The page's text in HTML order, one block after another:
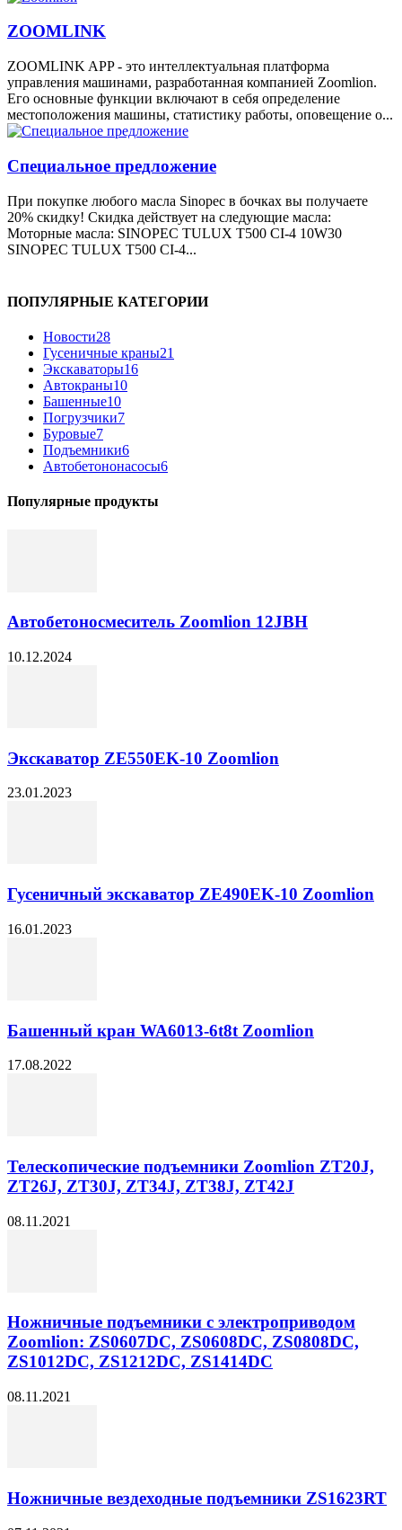
ZOOMLINK
ZOOMLINK APP - это интеллектуальная платформа
управления машинами, разработанная компанией Zoomlion.
Его основные функции включают в себя определение
местоположения машины, статистику работы, оповещение о...
Специальное предложение
При покупке любого масла Sinopec в бочках вы получаете
20% скидку! Скидка действует на следующие масла:
Моторные масла: SINOPEC TULUX T500 CI-4 10W30
SINOPEC TULUX T500 CI-4...
ПОПУЛЯРНЫЕ КАТЕГОРИИ
Новости28
Гусеничные краны21
Экскаваторы16
Автокраны10
Башенные10
Погрузчики7
Буровые7
Подъемники6
Автобетононасосы6
Популярные продукты
Автобетоносмеситель Zoomlion 12JBH
10.12.2024
Экскаватор ZE550EK-10 Zoomlion
23.01.2023
Гусеничный экскаватор ZE490EK-10 Zoomlion
16.01.2023
Башенный кран WA6013-6t8t Zoomlion
17.08.2022
Телескопические подъемники Zoomlion ZT20J,
ZT26J, ZT30J, ZT34J, ZT38J, ZT42J
08.11.2021
Ножничные подъемники с электроприводом
Zoomlion: ZS0607DC, ZS0608DC, ZS0808DC,
ZS1012DC, ZS1212DC, ZS1414DC
08.11.2021
Ножничные вездеходные подъемники ZS1623RT